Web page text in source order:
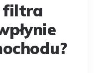
filtra